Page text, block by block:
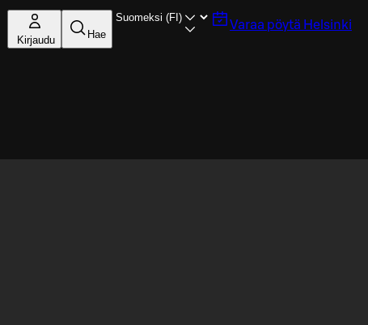
Kirjaudu Hae
Varaa pöytä Helsinki